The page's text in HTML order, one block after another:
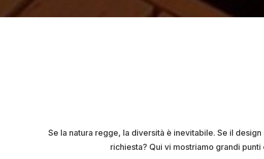
Se la natura regge, la diversità è inevitabile. Se il
richiesta? Qui vi mostriamo grandi